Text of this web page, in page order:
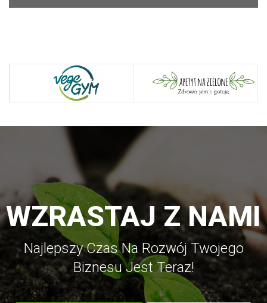
WZRASTAJ Z NAMI
Najlepszy Czas Na Rozwój Twojego
Biznesu Jest Teraz!